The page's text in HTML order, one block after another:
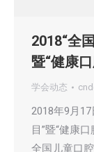
2018“全
暨“健康
学会动态
2018年9月
目”暨“健康
全国儿童口